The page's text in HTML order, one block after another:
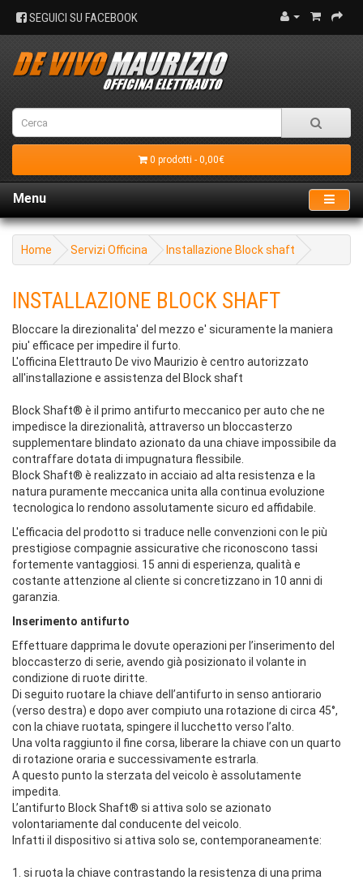
SEGUICI SU FACEBOOK
0 prodotti - 0,00€
Menu
Home Servizi Officina Installazione Block shaft
INSTALLAZIONE BLOCK SHAFT
Bloccare la direzionalita' del mezzo e' sicuramente la maniera
piu' efficace per impedire il furto.
L'officina Elettrauto De vivo Maurizio è centro autorizzato
all'installazione e assistenza del Block shaft
Block Shaft® è il primo antifurto meccanico per auto che ne
impedisce la direzionalità, attraverso un bloccasterzo
supplementare blindato azionato da una chiave impossibile da
contraffare dotata di impugnatura flessibile.
Block Shaft® è realizzato in acciaio ad alta resistenza e la
natura puramente meccanica unita alla continua evoluzione
tecnologica lo rendono assolutamente sicuro ed affidabile.
L'efficacia del prodotto si traduce nelle convenzioni con le più
prestigiose compagnie assicurative che riconoscono tassi
fortemente vantaggiosi. 15 anni di esperienza, qualità e
costante attenzione al cliente si concretizzano in 10 anni di
garanzia.
Inserimento antifurto
Effettuare dapprima le dovute operazioni per l’inserimento del
bloccasterzo di serie, avendo già posizionato il volante in
condizione di ruote diritte.
Di seguito ruotare la chiave dell’antifurto in senso antiorario
(verso destra) e dopo aver compiuto una rotazione di circa 45°,
con la chiave ruotata, spingere il lucchetto verso l’alto.
Una volta raggiunto il fine corsa, liberare la chiave con un quarto
di rotazione oraria e successivamente estrarla.
A questo punto la sterzata del veicolo è assolutamente
impedita.
L’antifurto Block Shaft® si attiva solo se azionato
volontariamente dal conducente del veicolo.
Infatti il dispositivo si attiva solo se, contemporaneamente:
1. si ruota la chiave contrastando la resistenza di una prima